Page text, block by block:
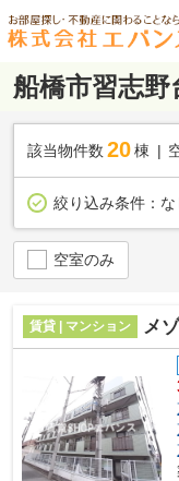
船橋市習志
該当物件数 20棟
絞り込み条件： な
空室のみ
賃貸 | マンション メ